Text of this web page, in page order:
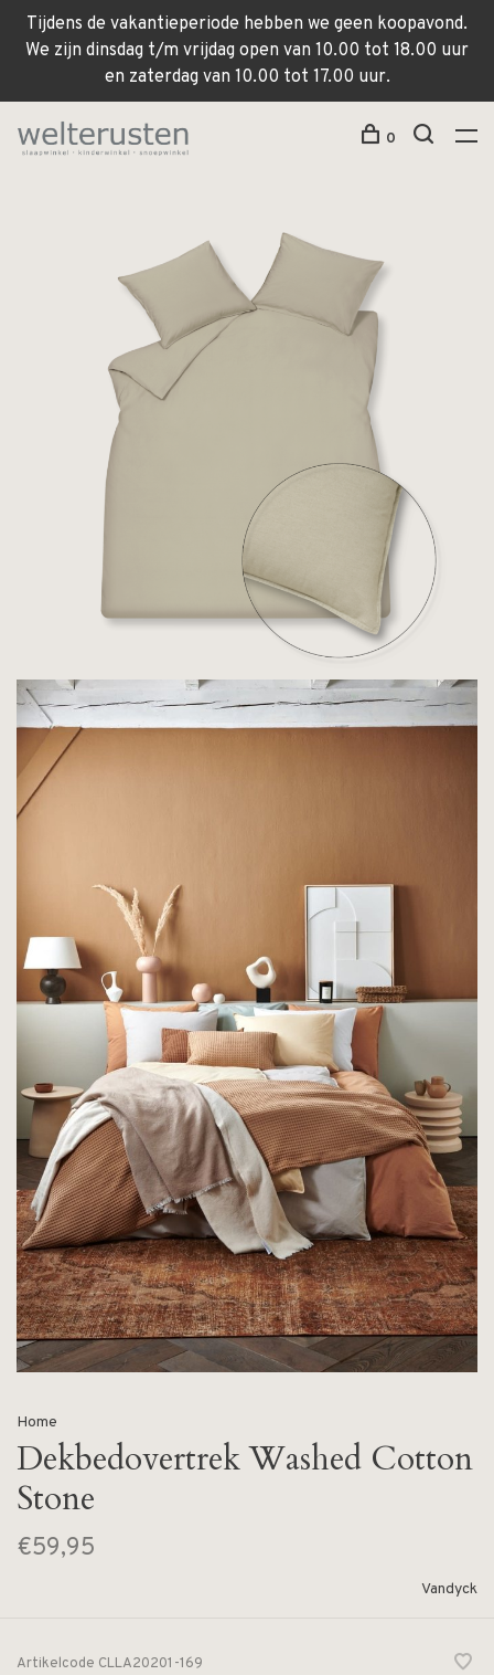
Tijdens de vakantieperiode hebben we geen koopavond.
We zijn dinsdag t/m vrijdag open van 10.00 tot 18.00 uur
en zaterdag van 10.00 tot 17.00 uur.
0
Home
Dekbedovertrek Washed Cotton
Stone
€59,95
Vandyck
Artikelcode CLLA20201-169